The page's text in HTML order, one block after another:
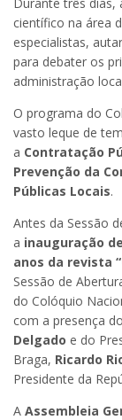
científico na área
especialistas,
para debater os
administração
O programa do
vasto leque de
a Contratação
Prevenção da
Públicas Locais.
Antes da Sessão
a inauguração
anos da revista
Sessão de
do Colóquio
com a presença
Delgado e do
Braga, Ricardo
Presidente da
A Assembleia